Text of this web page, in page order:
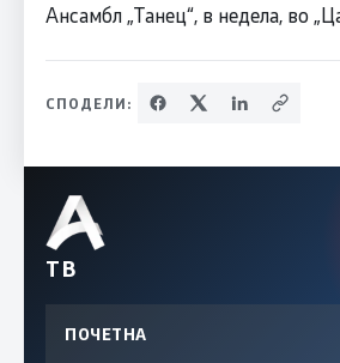
Ансамбл „Танец“, в недела, во
СПОДЕЛИ:
ТВ
ПОЧЕТНА